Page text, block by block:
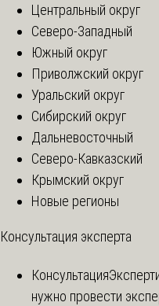
Центральный округ
Северо-Западный
Южный округ
Приволжский округ
Уральский округ
Сибирский округ
Дальневосточный
Северо-Кавказский
Крымский округ
Новые регионы
Консультация эксперта
Консультация
нужно провести